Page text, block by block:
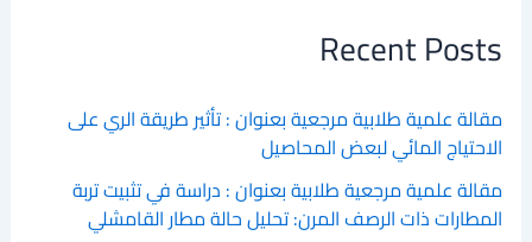
Recent Posts
مقالة علمية طلابية مرجعية بعنوان : تأثير طريقة الري على
الاحتياج المائي لبعض المحاصيل
مقالة علمية مرجعية طلابية بعنوان : دراسة في تثبيت تربة
المطارات ذات الرصف المرن: تحليل حالة مطار القامشلي